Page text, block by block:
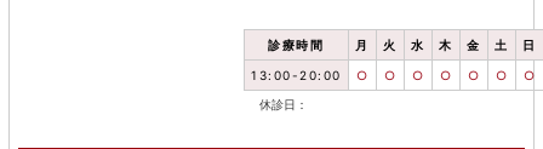
診療時間 月 火 水 木 金 土 日
13:00-20:00 ○ ○ ○ ○ ○ ○ ○
休診日：